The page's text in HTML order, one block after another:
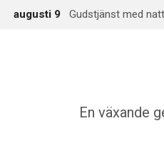
augusti 9 Gudstjänst med
En växande